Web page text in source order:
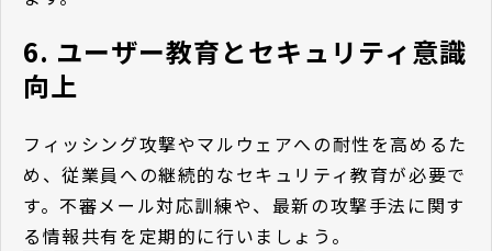
6. ユーザー教育とセキュリティ意識
向上
フィッシング攻撃やマルウェアへの耐性を高めるた
め、従業員への継続的なセキュリティ教育が必要で
す。不審メール対応訓練や、最新の攻撃手法に関す
る情報共有を定期的に行いましょう。